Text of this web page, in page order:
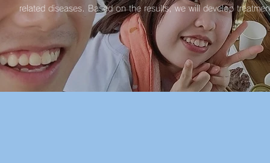
related diseases. Based on the results, we will develop